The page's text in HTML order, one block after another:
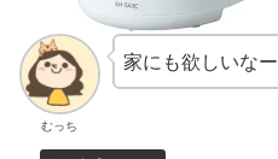
むっち
家にも欲しいなー